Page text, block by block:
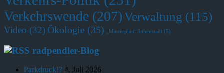
Verkehrswende (207)Verwaltung (115)
Video (32) Ökologie (35) „Masterplan“ Innenstadt (5)
radpendler-Blog
Parkdruck!? 4. Juli 2026